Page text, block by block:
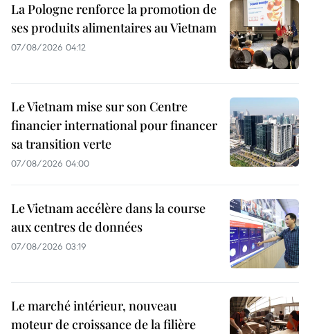
La Pologne renforce la promotion de
ses produits alimentaires au Vietnam
07/08/2026 04:12
Le Vietnam mise sur son Centre
financier international pour financer
sa transition verte
07/08/2026 04:00
Le Vietnam accélère dans la course
aux centres de données
07/08/2026 03:19
Le marché intérieur, nouveau
moteur de croissance de la filière